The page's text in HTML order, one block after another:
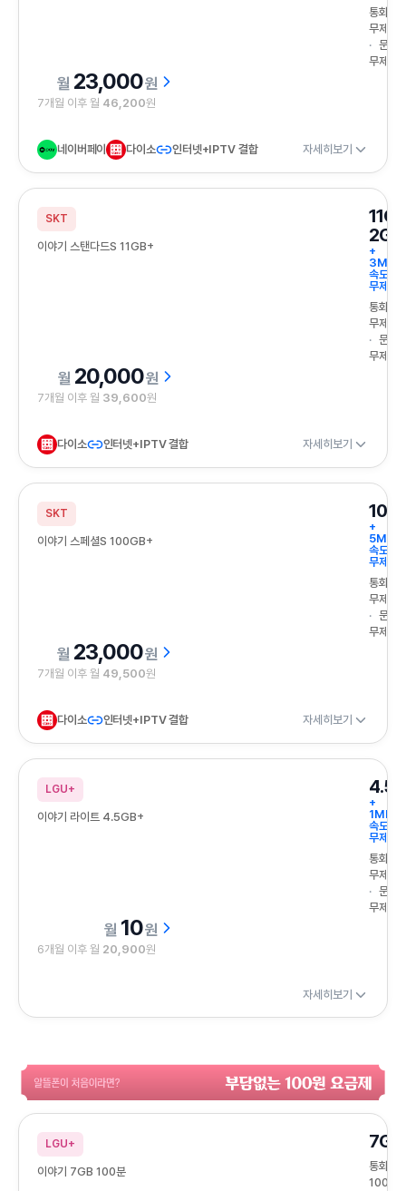
통화
무제한
문자
무제한
23,000원
7개월 이후 월 46,200원
네이버페이 다이소 인터넷+IPTV 결합 자세히보기
SKT
이야기 스탠다드S 11GB+
2GB
+
속도
무제한
통화
무제한
문자
무제한
20,000원
7개월 이후 월 39,600원
다이소 인터넷+IPTV 결합 자세히보기
SKT
이야기 스페셜S 100GB+
+
속도
무제한
통화
무제한
문자
무제한
23,000원
7개월 이후 월 49,500원
다이소 인터넷+IPTV 결합 자세히보기
LGU+
이야기 라이트 4.5GB+
+
1Mbps
속도
무제한
통화
무제한
문자
무제한
10원
6개월 이후 월 20,900원
자세히보기
알뜰폰이 처음이라면? 부담없는 100원 요금제
LGU+
이야기 7GB 100분
7GB
통화
100분